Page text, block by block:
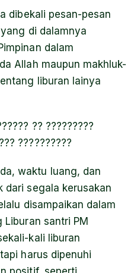
dibekali pesan-pesan
di dalamnya
dalam
Allah maupun makhluk-
liburan lainya
?? ?????????
??????????
waktu luang, dan
dari segala kerusakan
disampaikan dalam
Liburan santri PM
kali liburan
harus dipenuhi